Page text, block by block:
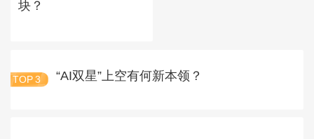
块？
TOP 3 “AI双星”上空有何新本领？